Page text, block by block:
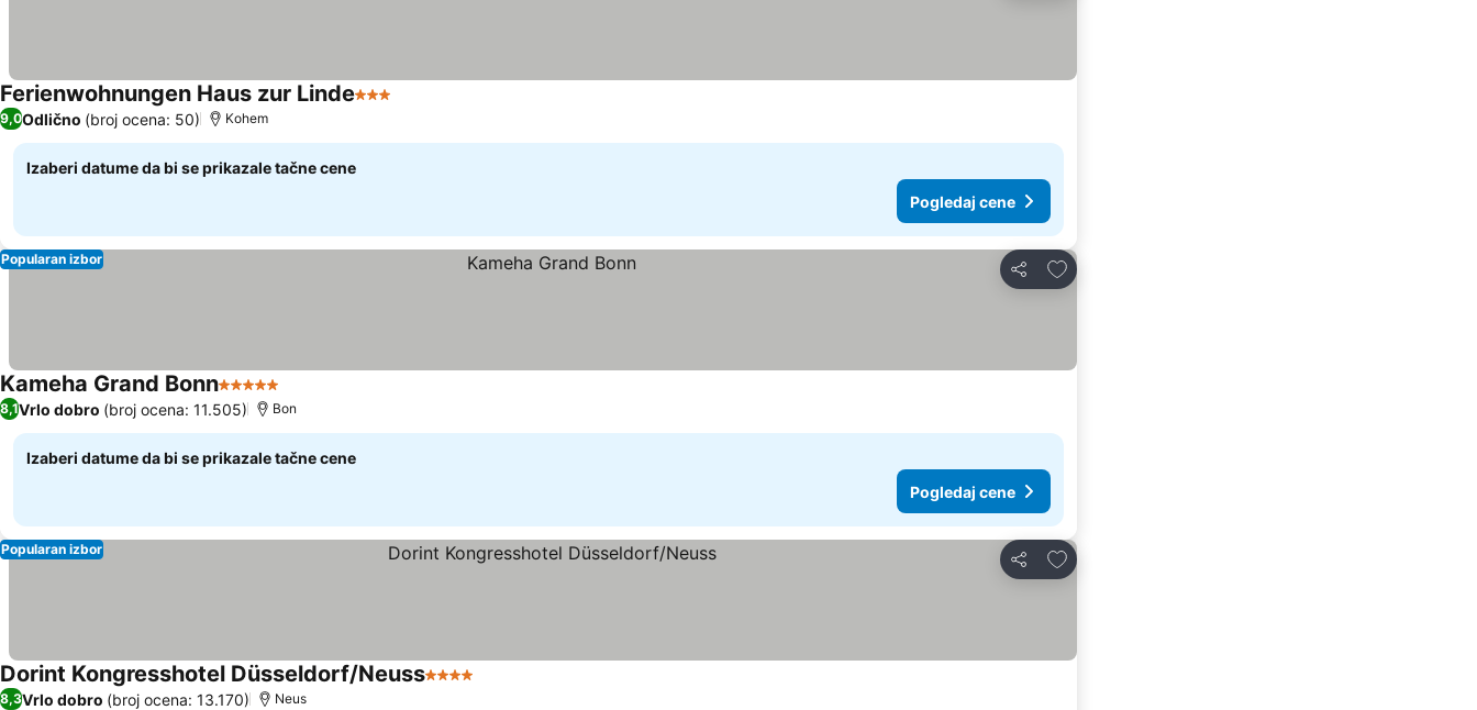
Ferienwohnungen Haus zur Linde3 Zvezdice
9,0Odlično (broj ocena: 50) Kohem
Izaberi datume da bi se prikazale tačne cene
Pogledaj cene
Deli
Dodati u favorite
Popularan izbor
Kameha Grand Bonn5 Zvezdice
8,1Vrlo dobro (broj ocena: 11.505) Bon
Izaberi datume da bi se prikazale tačne cene
Pogledaj cene
Deli
Dodati u favorite
Popularan izbor
Dorint Kongresshotel Düsseldorf/Neuss4 Zvezdice
8,3Vrlo dobro (broj ocena: 13.170) Neus